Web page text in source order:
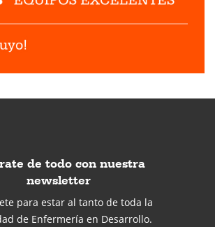
de todo con nuestra
newsletter
para estar al tanto de toda la
de Enfermería en Desarrollo.